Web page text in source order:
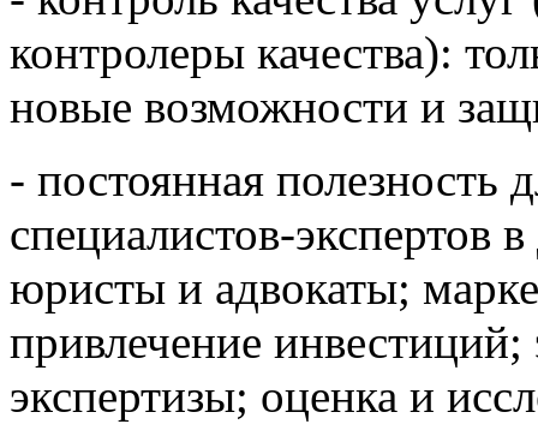
контролеры качества):
новые возможности и
- постоянная полезность
специалистов-экспертов
юристы и адвокаты;
привлечение инвестиций;
экспертизы; оценка и